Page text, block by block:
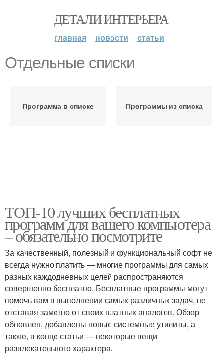
ДЕТАЛИ ИНТЕРЬЕРА
главная новости статьи
Отдельные списки
Программа в списке Программы из списка
ТОП-10 лучших бесплатных
программ для вашего компьютера
– обязательно посмотрите
За качественный, полезный и функциональный софт не
всегда нужно платить — многие программы для самых
разных каждодневных целей распространяются
совершенно бесплатно. Бесплатные программы могут
помочь вам в выполнении самых различных задач, не
отставая заметно от своих платных аналогов. Обзор
обновлен, добавлены новые системные утилиты, а
также, в конце статьи — некоторые вещи
развлекательного характера.